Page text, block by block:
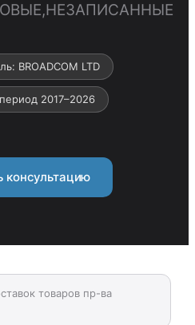
BROADCOM LTD
2017–2026
консультацию
товаров пр-ва